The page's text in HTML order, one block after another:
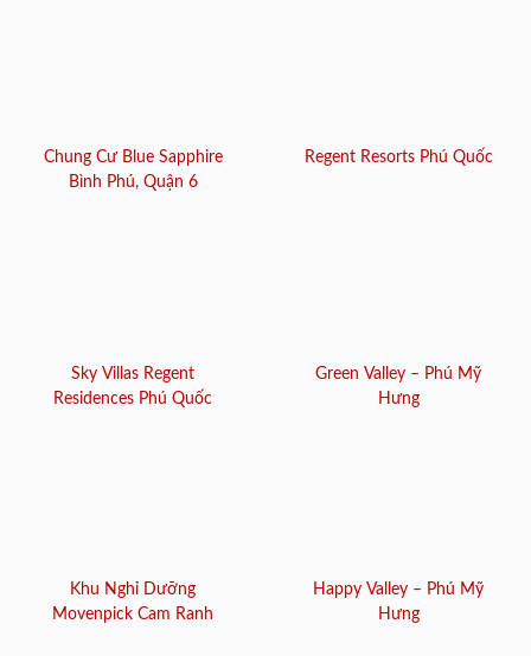
Chung Cư Blue Sapphire
Bình Phú, Quận 6
Regent Resorts Phú Quốc
Sky Villas Regent
Residences Phú Quốc
Green Valley – Phú Mỹ
Hưng
Khu Nghỉ Dưỡng
Movenpick Cam Ranh
Happy Valley – Phú Mỹ
Hưng